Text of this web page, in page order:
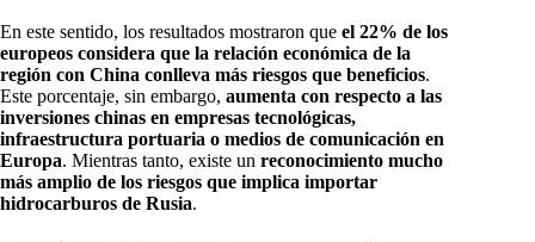
En este sentido, los resultados mostraron que el 22% de los
europeos considera que la relación económica de la
región con China conlleva más riesgos que beneficios.
Este porcentaje, sin embargo, aumenta con respecto a las
inversiones chinas en empresas tecnológicas,
infraestructura portuaria o medios de comunicación en
Europa. Mientras tanto, existe un reconocimiento mucho
más amplio de los riesgos que implica importar
hidrocarburos de Rusia.